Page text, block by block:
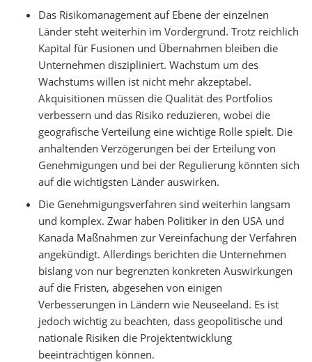
Das Risikomanagement auf Ebene der einzelnen
Länder steht weiterhin im Vordergrund. Trotz reichlich
Kapital für Fusionen und Übernahmen bleiben die
Unternehmen diszipliniert. Wachstum um des
Wachstums willen ist nicht mehr akzeptabel.
Akquisitionen müssen die Qualität des Portfolios
verbessern und das Risiko reduzieren, wobei die
geografische Verteilung eine wichtige Rolle spielt. Die
anhaltenden Verzögerungen bei der Erteilung von
Genehmigungen und bei der Regulierung könnten sich
auf die wichtigsten Länder auswirken.
Die Genehmigungsverfahren sind weiterhin langsam
und komplex. Zwar haben Politiker in den USA und
Kanada Maßnahmen zur Vereinfachung der Verfahren
angekündigt. Allerdings berichten die Unternehmen
bislang von nur begrenzten konkreten Auswirkungen
auf die Fristen, abgesehen von einigen
Verbesserungen in Ländern wie Neuseeland. Es ist
jedoch wichtig zu beachten, dass geopolitische und
nationale Risiken die Projektentwicklung
beeinträchtigen können.